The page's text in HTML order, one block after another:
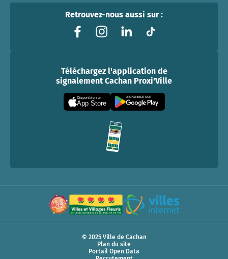
Retrouvez-nous aussi sur :
Téléchargez l'application de
signalement Cachan Proxi'Ville
Disponible sur
App Store
DISPONIBLE SUR
© 2025 Ville de Cachan
Plan du site
Portail Open Data